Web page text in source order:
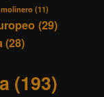
(11)
(29)
(28)
(193)